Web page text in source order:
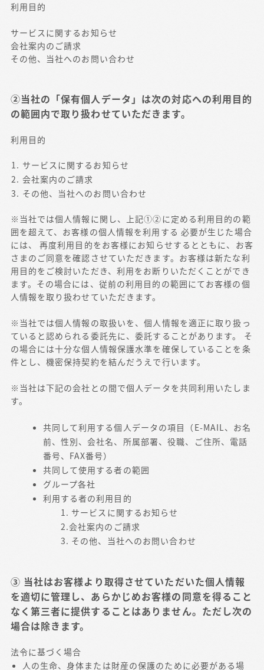
利用目的
サービスに関するお知らせ
会社案内のご請求
その他、当社へのお問い合わせ
②当社の「保有個人データ」は次の対応への利用目的
の範囲内で取り扱わせていただきます。
利用目的
サービスに関するお知らせ
会社案内のご請求
その他、当社へのお問い合わせ
※当社では個人情報に関し、上記①②に定める利用目的の範
囲を超えて、お客様の個人情報を利用する 必要が生じた場合
には、 再度利用目的をお客様にお知らせするとともに、お客
さまのご同意を確認させていただきます。お客様は新たな利
用目的をご検討いただき、利用をお断りいただくことができ
ます。その場合には、従前の利用目的の範囲にてお客様の個
人情報を取り扱わせていただきます。
※当社では個人情報の取扱いを、個人情報を適正に取り扱っ
ていると認められる委託先に、委託することがあります。 そ
の場合には十分な個人情報保護水準を確保していることを条
件とし、機密保持契約を結んだうえで行います。
※当社は下記の会社との間で個人データを共同利用いたしま
す。
共同して利用する個人データの項目（E-MAIL、お名
前、性別、会社名、所属部署、役職、ご住所、電話
番号、FAX番号）
共同して使用する者の範囲
グループ各社
利用する者の利用目的
1. サービスに関するお知らせ
2.会社案内のご請求
3. その他、当社へのお問い合わせ
③ 当社はお客様より取得させていただいた個人情報
を適切に管理し、あらかじめお客様の同意を得ること
なく第三者に提供することはありません。ただし次の
場合は除きます。
法令に基づく場合
人の生命、身体または財産の保護のために必要がある場